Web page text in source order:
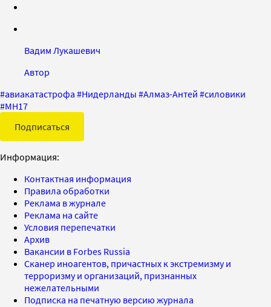
Вадим Лукашевич
Автор
#авиакатастрофа #Нидерланды #Алмаз-Антей #силовики
#MH17
Подписаться
Информация:
Контактная информация
Правила обработки
Реклама в журнале
Реклама на сайте
Условия перепечатки
Архив
Вакансии в Forbes Russia
Сканер иноагентов, причастных к экстремизму и
терроризму и организаций, признанных
нежелательными
Подписка на печатную версию журнала